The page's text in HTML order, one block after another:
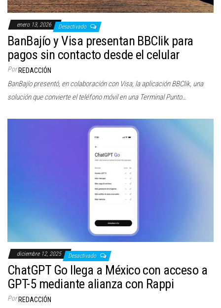
enero 13, 2026 Desactivado
BanBajío y Visa presentan BBClik para
pagos sin contacto desde el celular
Por REDACCIÓN
BanBajío presentó, en colaboración con Visa, la aplicación BBClik, una
solución que convierte el teléfono móvil en una Terminal Punto…
diciembre 12, 2025 Desactivado
ChatGPT Go llega a México con acceso a
GPT-5 mediante alianza con Rappi
Por REDACCIÓN